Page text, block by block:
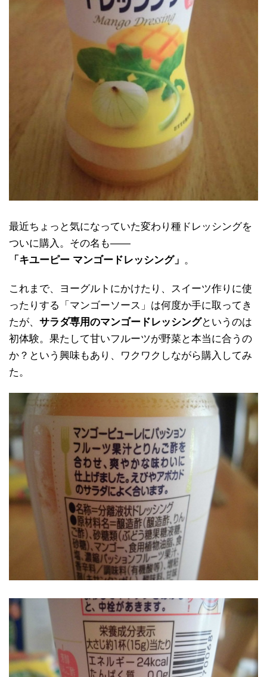
最近ちょっと気になっていた変わり種ドレッシングを
ついに購入。その名も――
「キユーピー マンゴードレッシング」 。
これまで、ヨーグルトにかけたり、スイーツ作りに使
ったりする「マンゴーソース」は何度か手に取ってき
たが、 サラダ専用のマンゴードレッシングというのは
初体験。果たして甘いフルーツが野菜と本当に合うの
か？という興味もあり、ワクワクしながら購入してみ
た。